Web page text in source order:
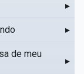
▸
▸
de meu
▸